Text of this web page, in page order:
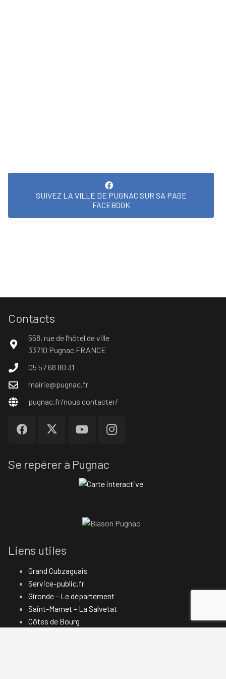
SUIVEZ LA VILLE DE PUGNAC SUR SA PAGE
FACEBOOK
Contacts
558, rue de l’hôtel de ville
33710 Pugnac FRANCE
05 57 68 80 31
mairie@pugnac.fr
pugnac.fr/nous contacter/
Se repérer à Pugnac
Liens utiles
Grand Cubzaguais
Service-public.fr
Gironde – Le département
Saint-Mamet – La Salvetat
Côtes de Bourg